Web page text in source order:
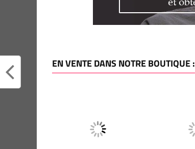
EN VENTE DANS NOTRE BOUTIQUE :